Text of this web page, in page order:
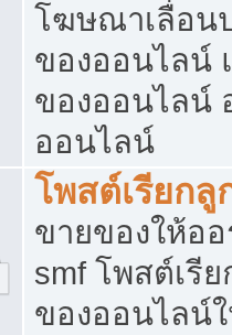
โฆษณาเลื่อน
ของออนไลน์
ของออนไลน์
ออนไลน์
โพสต์เรียก
ขายของให้ออ
smf โพสต์เรี
ของออนไลน์